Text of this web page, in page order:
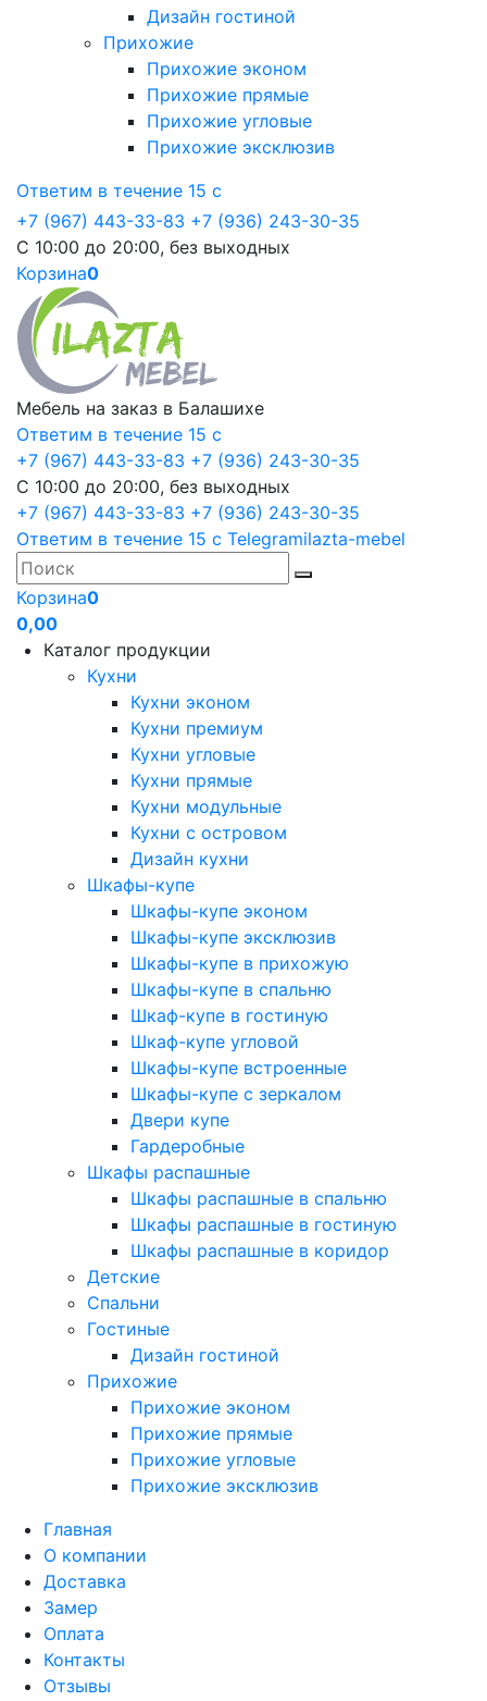
Дизайн гостиной
Прихожие
Прихожие эконом
Прихожие прямые
Прихожие угловые
Прихожие эксклюзив
Ответим в течение 15 с
+7 (967) 443-33-83 +7 (936) 243-30-35
С 10:00 до 20:00, без выходных
Корзина0
Мебель на заказ в Балашихе
Ответим в течение 15 с
+7 (967) 443-33-83 +7 (936) 243-30-35
С 10:00 до 20:00, без выходных
+7 (967) 443-33-83 +7 (936) 243-30-35
Ответим в течение 15 с Telegramilazta-mebel
Корзина0
0,00
Каталог продукции
Кухни
Кухни эконом
Кухни премиум
Кухни угловые
Кухни прямые
Кухни модульные
Кухни с островом
Дизайн кухни
Шкафы-купе
Шкафы-купе эконом
Шкафы-купе эксклюзив
Шкафы-купе в прихожую
Шкафы-купе в спальню
Шкаф-купе в гостиную
Шкаф-купе угловой
Шкафы-купе встроенные
Шкафы-купе с зеркалом
Двери купе
Гардеробные
Шкафы распашные
Шкафы распашные в спальню
Шкафы распашные в гостиную
Шкафы распашные в коридор
Детские
Спальни
Гостиные
Дизайн гостиной
Прихожие
Прихожие эконом
Прихожие прямые
Прихожие угловые
Прихожие эксклюзив
Главная
О компании
Доставка
Замер
Оплата
Контакты
Отзывы